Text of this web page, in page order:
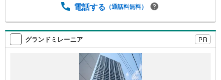
スライトは出金と譲渡はできません。ご案内・詳細な資料
時受け付けております！■頭金0円からのご購入可能です■
（諸費用もOK）お気軽にお問い合わせください。
電話する （通話料無料）
グランドミレーニア PR